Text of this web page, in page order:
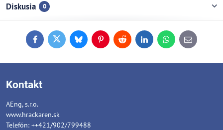
Diskusia 0
FacebookTwitterBlueskyPinterestReddit LinkedInWhatsApp
E-
mail
Kontakt
AEng, s.r.o.
www.hrackaren.sk
Telefón: ++421/902/799488